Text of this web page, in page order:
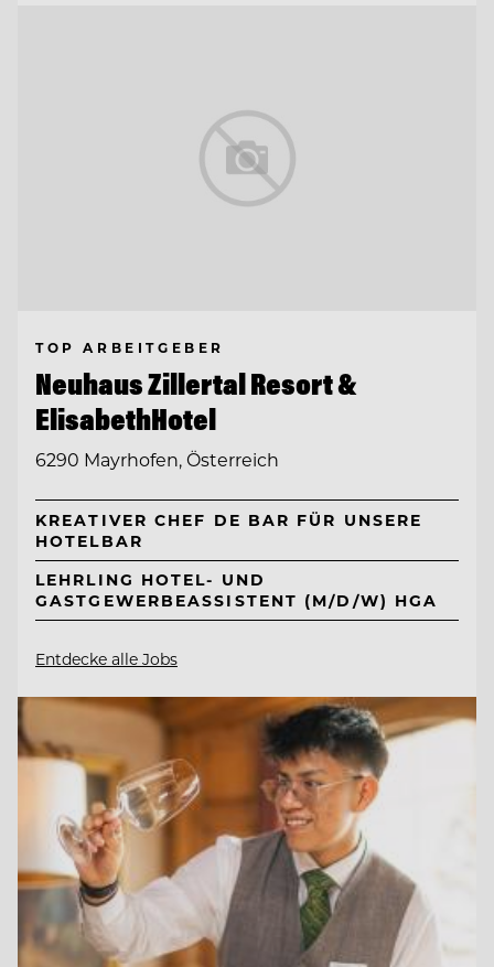
TOP ARBEITGEBER
Neuhaus Zillertal Resort &
ElisabethHotel
6290 Mayrhofen, Österreich
KREATIVER CHEF DE BAR FÜR UNSERE
HOTELBAR
LEHRLING HOTEL- UND
GASTGEWERBEASSISTENT (M/D/W) HGA
Entdecke alle Jobs